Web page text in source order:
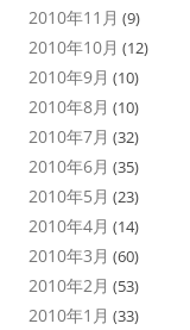
2010年11月 (9)
2010年10月 (12)
2010年9月 (10)
2010年8月 (10)
2010年7月 (32)
2010年6月 (35)
2010年5月 (23)
2010年4月 (14)
2010年3月 (60)
2010年2月 (53)
2010年1月 (33)